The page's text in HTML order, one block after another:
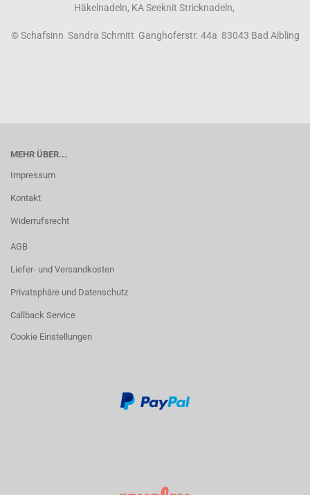
Häkelnadeln, KA Seeknit Stricknadeln,
© Schafsinn Sandra Schmitt Ganghoferstr. 44a 83043 Bad Aibling
MEHR ÜBER...
Impressum
Kontakt
Widerrufsrecht
AGB
Liefer- und Versandkosten
Privatsphäre und Datenschutz
Callback Service
Cookie Einstellungen